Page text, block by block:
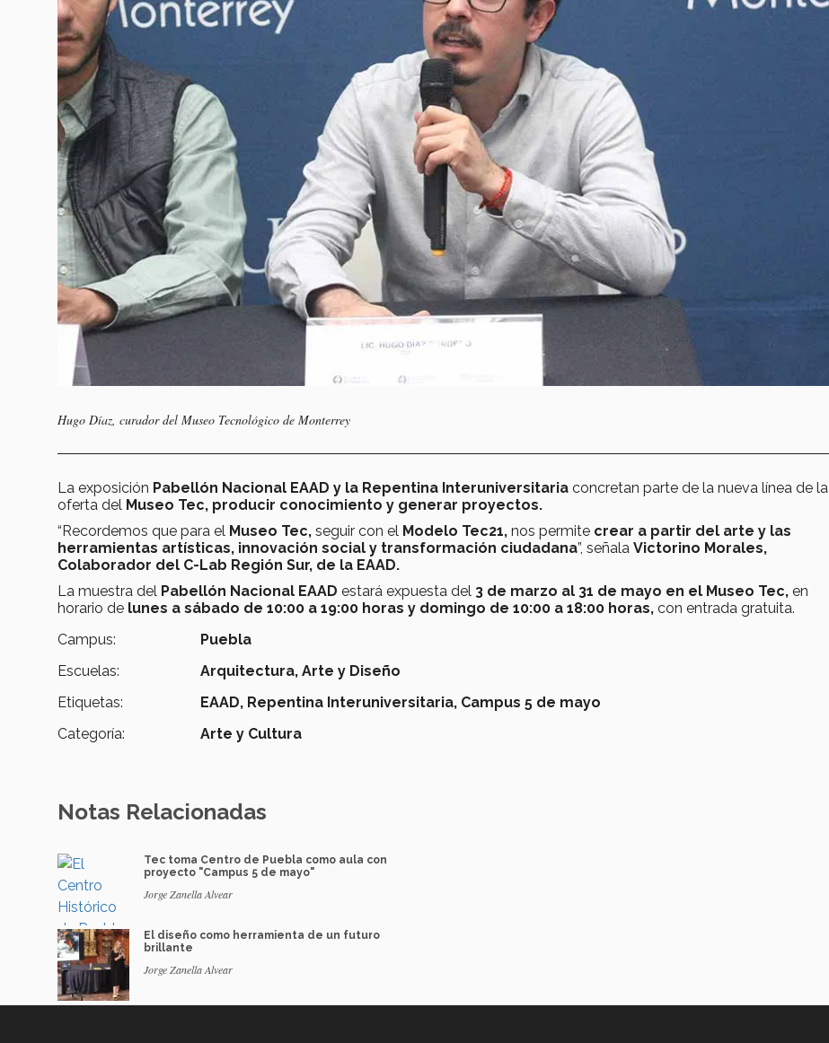
Hugo Díaz, curador del Museo Tecnológico de Monterrey
La exposición Pabellón Nacional EAAD y la Repentina Interuniversitaria concretan parte de la nueva línea de la
oferta del Museo Tec, producir conocimiento y generar proyectos.
“Recordemos que para el Museo Tec, seguir con el Modelo Tec21, nos permite crear a partir del arte y las
herramientas artísticas, innovación social y transformación ciudadana”, señala Victorino Morales,
Colaborador del C-Lab Región Sur, de la EAAD.
La muestra del Pabellón Nacional EAAD estará expuesta del 3 de marzo al 31 de mayo en el Museo Tec, en
horario de lunes a sábado de 10:00 a 19:00 horas y domingo de 10:00 a 18:00 horas, con entrada gratuita.
Campus:
Puebla
Escuelas:
Arquitectura, Arte y Diseño
Etiquetas:
EAAD, Repentina Interuniversitaria, Campus 5 de mayo
Categoría:
Arte y Cultura
Notas Relacionadas
Tec toma Centro de Puebla como aula con
proyecto "Campus 5 de mayo"
Jorge Zanella Alvear
El diseño como herramienta de un futuro
brillante
Jorge Zanella Alvear